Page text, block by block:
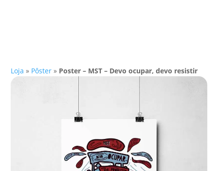
Loja » Pôster » Poster – MST – Devo ocupar, devo resistir